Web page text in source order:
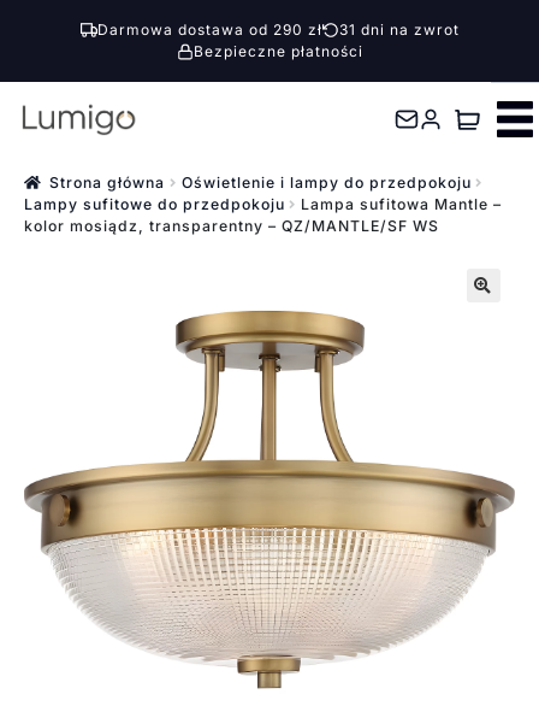
Darmowa dostawa od 290 zł
31 dni na zwrot
Bezpieczne płatności
Przejdź
nawigacji
Przejdź
treści Strona główna
Oświetlenie i lampy do przedpokoju
Lampy sufitowe do przedpokoju
Lampa sufitowa Mantle –
kolor mosiądz, transparentny – QZ/MANTLE/SF WS